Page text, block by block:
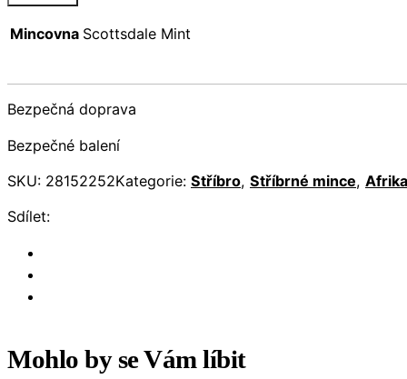
Mincovna Scottsdale Mint
Bezpečná doprava
Bezpečné balení
SKU: 28152252Kategorie: Stříbro, Stříbrné mince, Afrika
Sdílet:
Mohlo by se Vám líbit